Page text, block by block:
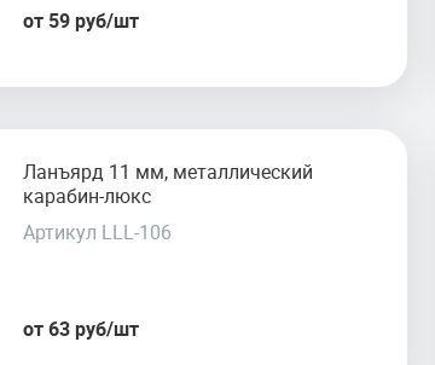
от 59 руб/шт
Ланъярд 11 мм, металлический
карабин-люкс
Артикул LLL-106
от 63 руб/шт